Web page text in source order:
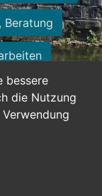
bessere
die Nutzung
Beratung